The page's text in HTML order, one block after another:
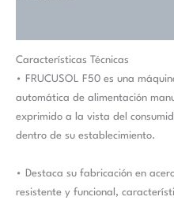
Características Técnicas
• FRUCUSOL F50 es una
automática de alimentación
exprimido a la vista del
dentro de su establecimiento.
• Destaca su fabricación en
resistente y funcional,